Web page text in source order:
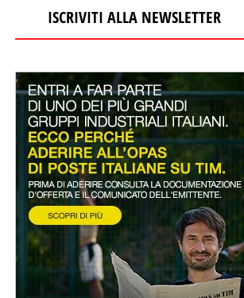
ISCRIVITI ALLA NEWSLETTER